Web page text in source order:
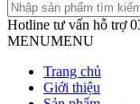
Hotline tư vấn hỗ trợ
MENUMENU
Trang chủ
Giới thiệu